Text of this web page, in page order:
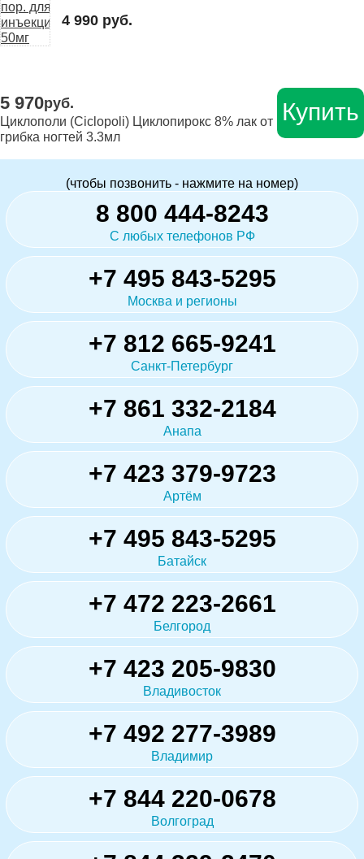
4 990 руб.
5 970руб.
Циклополи (Сiclopoli) Циклопирокс 8% лак от
грибка ногтей 3.3мл
Купить
(чтобы позвонить - нажмите на номер)
8 800 444-8243
С любых телефонов РФ
+7 495 843-5295
Москва и регионы
+7 812 665-9241
Санкт-Петербург
+7 861 332-2184
Анапа
+7 423 379-9723
Артём
+7 495 843-5295
Батайск
+7 472 223-2661
Белгород
+7 423 205-9830
Владивосток
+7 492 277-3989
Владимир
+7 844 220-0678
Волгоград